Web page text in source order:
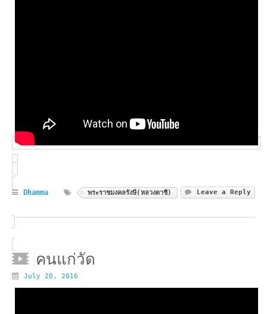
Dhamma พระราชมงคลรังษี(หลวงตาชี) Leave a Reply
คนแก่วัด
July 20, 2016